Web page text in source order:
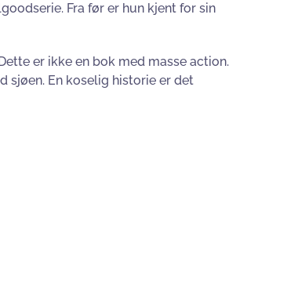
Fra før er hun kjent for sin
er ikke en bok med masse action.
sjøen. En koselig historie er det